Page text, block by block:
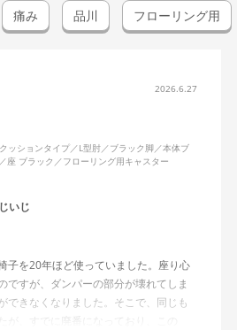
痛み 品川 フローリング用
2026.6.27
ッションタイプ／L型肘／ブラック脚／本体ブ
座 ブラック／フローリング用キャスター
いじ
子を20年ほど使っていました。座り心
ですが、ダンパーの部分が壊れてしま
できなくなりました。そこで、同じも
が、すでに廃番になっており、この